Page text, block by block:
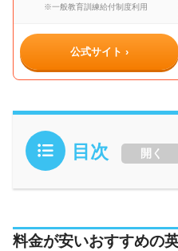
※一般教育訓練給付制度利用
公式サイト ›
目次 開く
料金が安いおすすめの